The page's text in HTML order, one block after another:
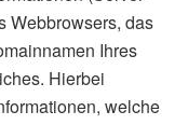
Webbrowsers, das
Ihres
Hierbei
welche